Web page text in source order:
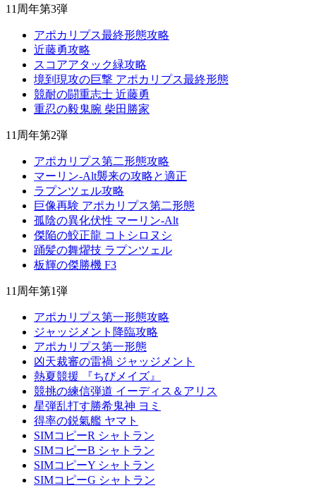
11周年第3弾
アポカリプス最終形態攻略
近藤勇攻略
スコアアタック緑攻略
境到現攻の巨撃 アポカリプス最終形態
競耐の闘重志士 近藤勇
重忍の毅鬼腕 柴田勝家
11周年第2弾
アポカリプス第二形態攻略
マーリン-Alt襲来の攻略と適正
ラプンツェル攻略
巨像再験 アポカリプス第二形態
孤陰の異化伏性 マーリン-Alt
傑陥の鮫正龍 コトシロヌシ
踊髪の舞燿技 ラプンツェル
板輝の傑勝機 F3
11周年第1弾
アポカリプス第一形態攻略
ジャッジメント降臨攻略
アポカリプス第一形態
凶天裁審の雷禍 ジャッジメント
熱夏競援 『ちびメイズ』
競挑の練信弾道 イーディス＆アリス
星弾乱打す勝希鬼神 ヨミ
得率の鋭氣艦 ヤマト
SIMコピーR シャトラン
SIMコピーB シャトラン
SIMコピーY シャトラン
SIMコピーG シャトラン